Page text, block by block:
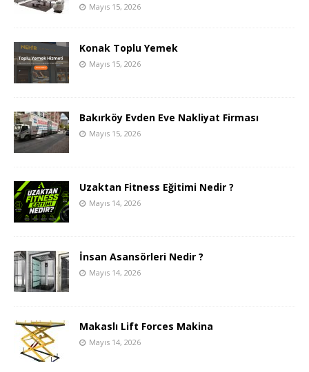
Mayıs 15, 2026
Konak Toplu Yemek
Mayıs 15, 2026
Bakırköy Evden Eve Nakliyat Firması
Mayıs 15, 2026
Uzaktan Fitness Eğitimi Nedir ?
Mayıs 14, 2026
İnsan Asansörleri Nedir ?
Mayıs 14, 2026
Makaslı Lift Forces Makina
Mayıs 14, 2026